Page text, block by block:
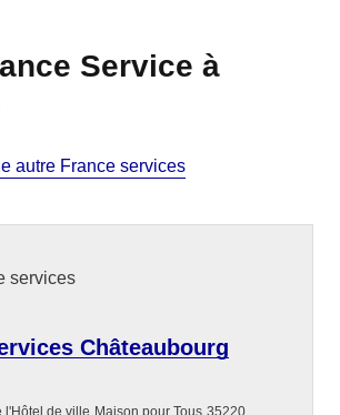
Service à
autre France services
Châteaubourg
l'Hôtel de ville Maison pour Tous 35220
services